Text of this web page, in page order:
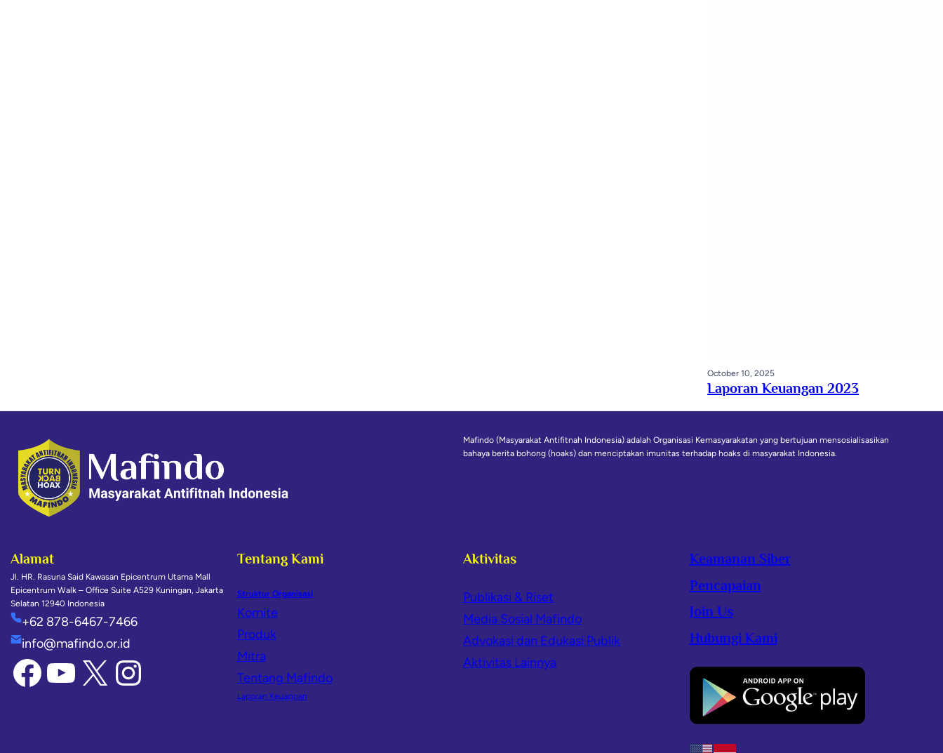
October 10, 2025
Laporan Keuangan 2023
Mafindo (Masyarakat Antifitnah Indonesia) adalah Organisasi Kemasyarakatan yang bertujuan mensosialisasikan
bahaya berita bohong (hoaks) dan menciptakan imunitas terhadap hoaks di masyarakat Indonesia.
Alamat
Jl. HR. Rasuna Said Kawasan Epicentrum Utama Mall
Epicentrum Walk – Office Suite A529 Kuningan, Jakarta
Selatan 12940 Indonesia
+62 878-6467-7466
info@mafindo.or.id
Tentang Kami
Struktur Organisasi
Komite
Produk
Mitra
Tentang Mafindo
Laporan Keuangan
Aktivitas
Publikasi & Riset
Media Sosial Mafindo
Advokasi dan Edukasi Publik
Aktivitas Lainnya
Keamanan Siber
Pencapaian
Join Us
Hubungi Kami